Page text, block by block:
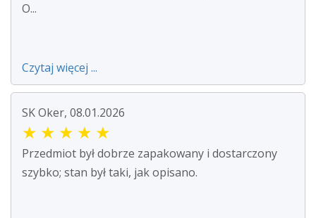
O...
Czytaj więcej ...
SK Oker, 08.01.2026
★ ★ ★ ★ ★
Przedmiot był dobrze zapakowany i dostarczony
szybko; stan był taki, jak opisano.